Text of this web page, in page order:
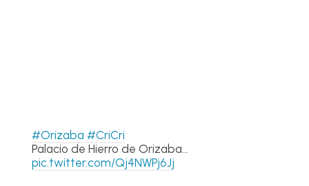
#Orizaba #CriCri
Palacio de Hierro de Orizaba…
pic.twitter.com/Qj4NWPj6Jj